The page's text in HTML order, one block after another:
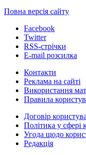
Повна версія сайту
Facebook
Twitter
RSS-стрічки
E-mail розсилка
Контакти
Реклама на сайті
Використання
Правила
Договір
Політика у сфері
Угода щодо
Редакція